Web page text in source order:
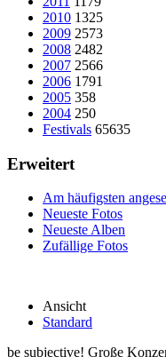
2010 1325
2009 2573
2008 2482
2007 2566
2006 1791
2005 358
2004 250
Festivals 65635
Erweitert
Am häufigsten
Neueste Fotos
Neueste Alben
Zufällige Fotos
Ansicht
Standard
be subjective! Große